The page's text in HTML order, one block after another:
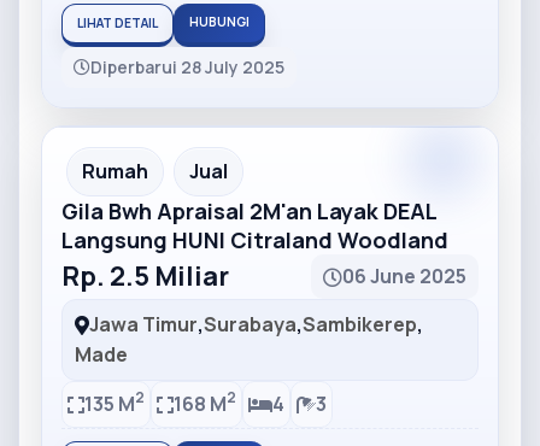
LIHAT DETAIL HUBUNGI
Diperbarui 28 July 2025
Partner Ad
Rumah Jual
Gila Bwh Apraisal 2M'an Layak DEAL
Langsung HUNI Citraland Woodland
Rp. 2.5 Miliar
06 June 2025
Jawa Timur,Surabaya,Sambikerep,
Made
135 M2 168 M2 4 3